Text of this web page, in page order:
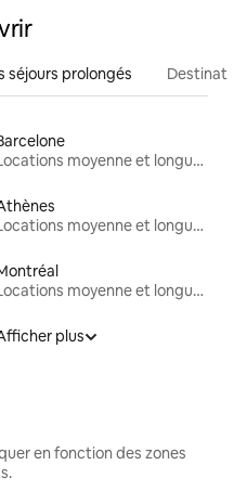
séjours prolongés
Locations moyenne et longue durée
Locations moyenne et longue durée
Locations moyenne et longue durée
plus
en fonction des zones